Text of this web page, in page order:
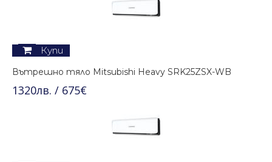
Вътрешно тяло Mitsubishi Heavy SRK25ZSX-WB
1320лв. / 675€
Купи